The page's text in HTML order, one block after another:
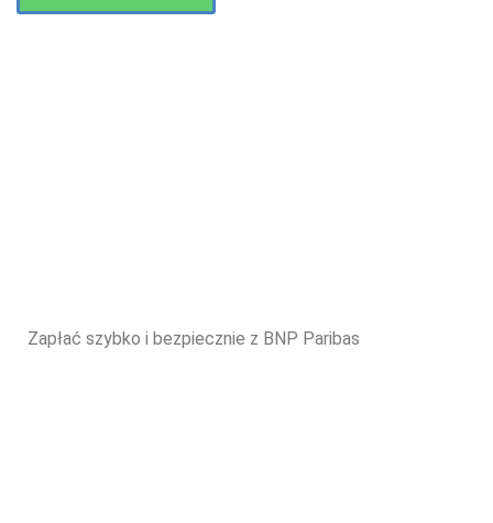
Zapłać szybko i bezpiecznie z BNP Paribas